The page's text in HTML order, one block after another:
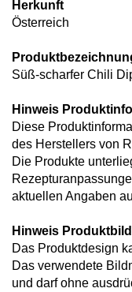
Herkunft
Österreich
Süß-scharfer Chili
Hinweis
Diese
des Herstellers von
Die Produkte
aktuellen Angaben
Hinweis
Das Produktdesign
Das verwendete
und darf ohne